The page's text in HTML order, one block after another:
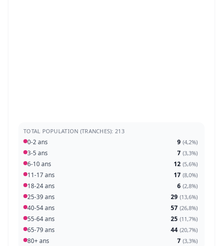
TOTAL POPULATION (TRANCHES): 213
0-2 ans 9 (4,2%)
3-5 ans 7 (3,3%)
6-10 ans 12 (5,6%)
11-17 ans 17 (8,0%)
18-24 ans 6 (2,8%)
25-39 ans 29 (13,6%)
40-54 ans 57 (26,8%)
55-64 ans 25 (11,7%)
65-79 ans 44 (20,7%)
80+ ans 7 (3,3%)